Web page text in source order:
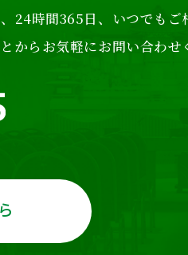
24時間365日、
いつでもご
からお気軽にお問い合わせ